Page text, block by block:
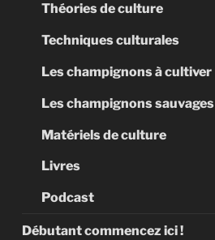
Théories de culture
Techniques culturales
Les champignons à cultiver
Les champignons sauvages
Matériels de culture
Livres
Podcast
Débutant commencez ici !